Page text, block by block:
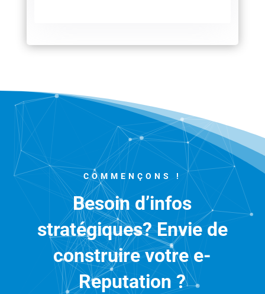
COMMENÇONS !
Besoin d’infos
stratégiques? Envie de
construire votre e-
Reputation ?